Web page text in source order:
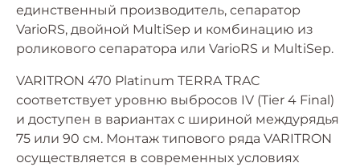
единственный производитель, сепаратор
VarioRS, двойной MultiSep и комбинацию из
роликового сепаратора или VarioRS и МultiSep.
VARITRON 470 Platinum TERRA TRAC
соответствует уровню выбросов IV (Tier 4 Final)
и доступен в вариантах с шириной междурядья
75 или 90 см. Монтаж типового ряда VARITRON
осуществляется в современных условиях